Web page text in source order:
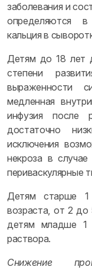
заболевания и
определяются
кальция в
Детям до 18 лет
степени
выраженности
медленная
инфузия после
достаточно
исключения
некроза в
периваскулярные
Детям старше 1
возраста, от 2
детям младше 1
раствора.
Снижение